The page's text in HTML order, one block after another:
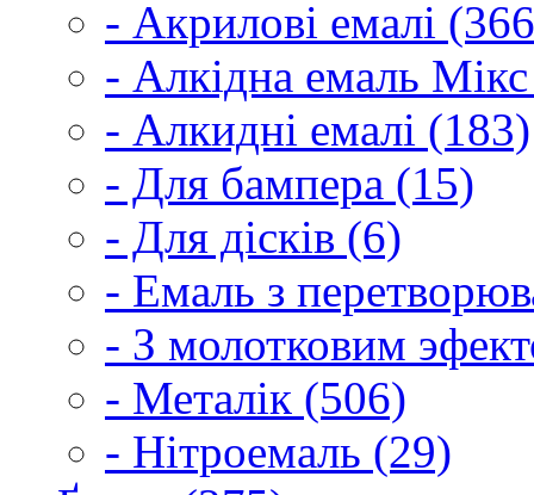
- Акрилові емалі
- Алкідна емаль
- Алкидні емалі (183)
- Для бампера (15)
- Для дісків (6)
- Емаль з
- З молотковим
- Металік (506)
- Нітроемаль (29)